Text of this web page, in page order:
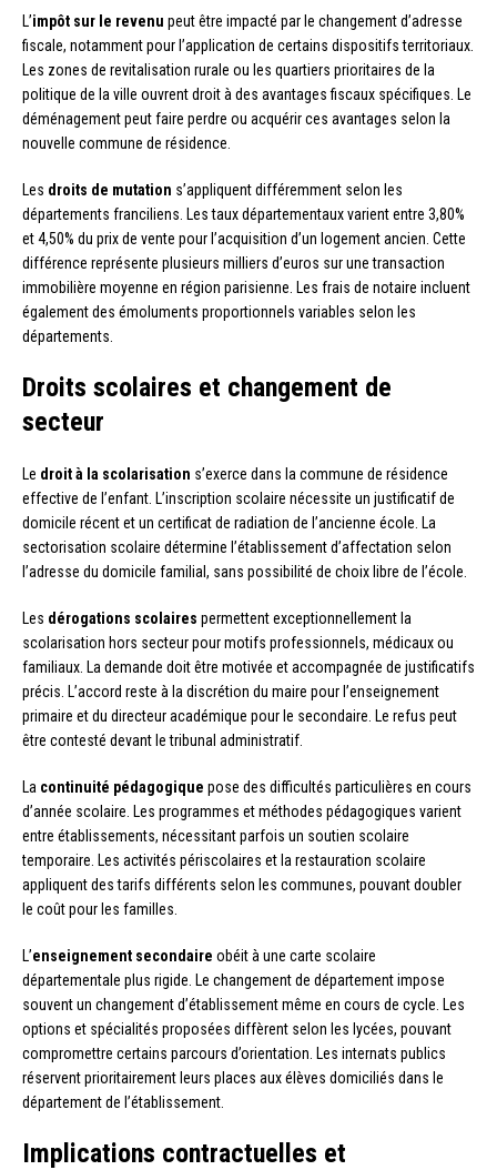
L’impôt sur le revenu peut être impacté par le changement d’adresse
fiscale, notamment pour l’application de certains dispositifs territoriaux.
Les zones de revitalisation rurale ou les quartiers prioritaires de la
politique de la ville ouvrent droit à des avantages fiscaux spécifiques. Le
déménagement peut faire perdre ou acquérir ces avantages selon la
nouvelle commune de résidence.
Les droits de mutation s’appliquent différemment selon les
départements franciliens. Les taux départementaux varient entre 3,80%
et 4,50% du prix de vente pour l’acquisition d’un logement ancien. Cette
différence représente plusieurs milliers d’euros sur une transaction
immobilière moyenne en région parisienne. Les frais de notaire incluent
également des émoluments proportionnels variables selon les
départements.
Droits scolaires et changement de
secteur
Le droit à la scolarisation s’exerce dans la commune de résidence
effective de l’enfant. L’inscription scolaire nécessite un justificatif de
domicile récent et un certificat de radiation de l’ancienne école. La
sectorisation scolaire détermine l’établissement d’affectation selon
l’adresse du domicile familial, sans possibilité de choix libre de l’école.
Les dérogations scolaires permettent exceptionnellement la
scolarisation hors secteur pour motifs professionnels, médicaux ou
familiaux. La demande doit être motivée et accompagnée de justificatifs
précis. L’accord reste à la discrétion du maire pour l’enseignement
primaire et du directeur académique pour le secondaire. Le refus peut
être contesté devant le tribunal administratif.
La continuité pédagogique pose des difficultés particulières en cours
d’année scolaire. Les programmes et méthodes pédagogiques varient
entre établissements, nécessitant parfois un soutien scolaire
temporaire. Les activités périscolaires et la restauration scolaire
appliquent des tarifs différents selon les communes, pouvant doubler
le coût pour les familles.
L’enseignement secondaire obéit à une carte scolaire
départementale plus rigide. Le changement de département impose
souvent un changement d’établissement même en cours de cycle. Les
options et spécialités proposées diffèrent selon les lycées, pouvant
compromettre certains parcours d’orientation. Les internats publics
réservent prioritairement leurs places aux élèves domiciliés dans le
département de l’établissement.
Implications contractuelles et